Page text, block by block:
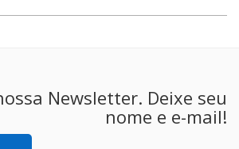
Newsletter. Deixe seu
nome e e-mail!